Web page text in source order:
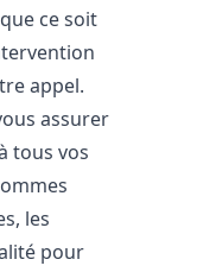
ce soit
appel.
assurer
tous vos
les
pour